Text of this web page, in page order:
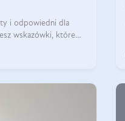
i odpowiedni dla
wskazówki, które